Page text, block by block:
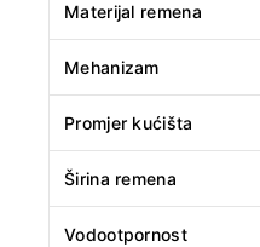
Materijal remena
Mehanizam
Promjer kućišta
Širina remena
Vodootpornost